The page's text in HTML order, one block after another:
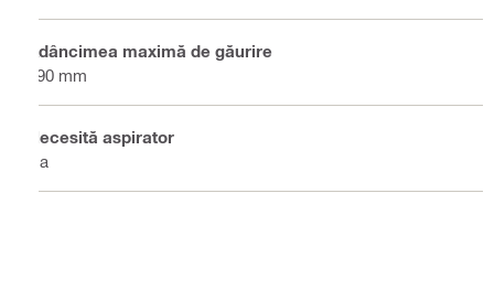
Adâncimea maximă de găurire
290 mm
Necesită aspirator
Da